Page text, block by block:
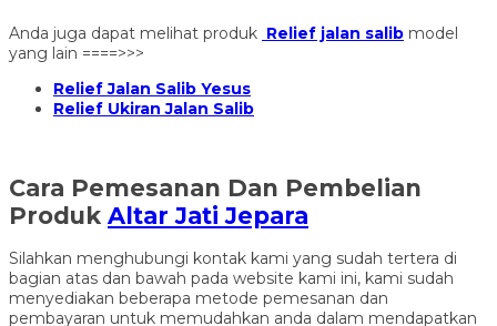
Anda juga dapat melihat produk Relief jalan salib model
yang lain ====>>>
Relief Jalan Salib Yesus
Relief Ukiran Jalan Salib
Cara Pemesanan Dan Pembelian
Produk Altar Jati Jepara
Silahkan menghubungi kontak kami yang sudah tertera di
bagian atas dan bawah pada website kami ini, kami sudah
menyediakan beberapa metode pemesanan dan
pembayaran untuk memudahkan anda dalam mendapatkan